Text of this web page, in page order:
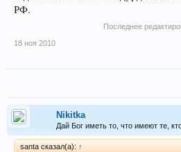
РФ.
Последнее
18 ноя 2010
Nikitka
Дай Бог иметь то, что имеют те,
santa сказал(а): ↑